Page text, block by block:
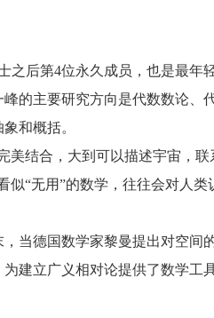
之后第4位永久成员，也是最年
主要研究方向是代数数论、
和概括。
结合，大到可以描述宇宙，联
“无用”的数学，往往会对人
，当德国数学家黎曼提出对空间
建立广义相对论提供了数学工